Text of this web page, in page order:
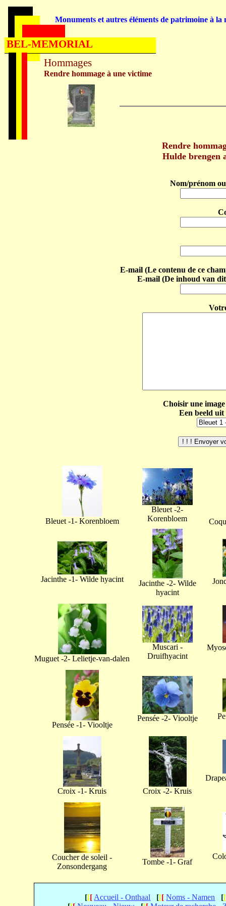
Rendre
Hulde brengen
Nom/prénom
E-mail (Le contenu de ce
E-mail (De inhoud van
Choisir une
Een beeld
Bleuet -1- Korenbloem
Bleuet -2-
Korenbloem
Jacinthe -1- Wilde hyacint
Jacinthe -2- Wilde
hyacint
Muguet -2- Lelietje-van-dalen
Muscari -
Druifhyacint
Pensée -1- Viooltje
Pensée -2- Viooltje
Croix -1- Kruis Croix -2- Kruis
Coucher de soleil -
Zonsondergang
Tombe -1- Graf
[[[ Accueil - Onthaal [[[ Noms - Namen [[
Hommages
Rendre hommage à une victime
Monuments et autres éléments de patrimoine à la
BEL-MEMORIAL